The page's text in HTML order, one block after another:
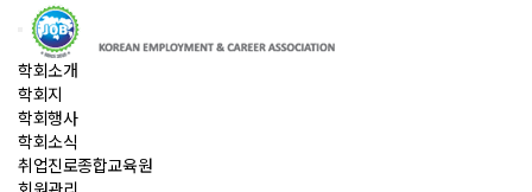
학회소개
학회지
학회행사
학회소식
취업진로종합교육원